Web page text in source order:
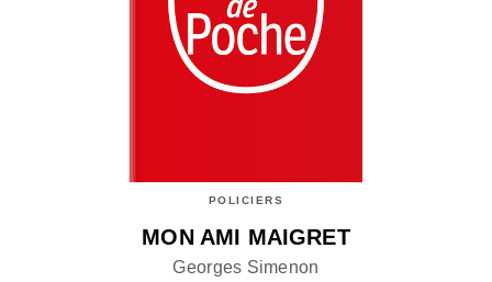
POLICIERS
MON AMI MAIGRET
Georges Simenon